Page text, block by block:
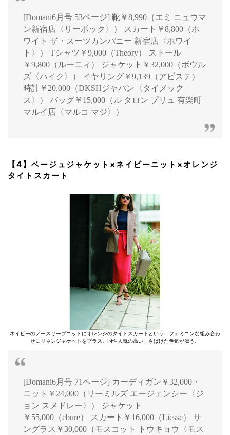
[Domani6月号 53ページ] 靴￥8,990（エミ ニュウマ
ン新宿店〈リーボック〉） スカート￥8,800（ホ
ワイト ザ・スーツカンパニー 新宿店〈ホワイ
ト〉） Tシャツ￥9,000（Theory） ストール
￥9,800（ルーニィ） ジャケット￥32,000（ボウル
ズ〈ハイク〉） イヤリング￥9,139（アビステ）
時計￥20,000（DKSHジャパン〈タイメック
ス〉） バッグ￥15,000（ル タロン プリュ 有楽町
マルイ店〈マルコ マジ〉）
【4】ベージュジャケット×ネイビーニット×オレンジ
タイトスカート
ネイビーのノースリーブニットにオレンジのタイトスカートという、フェミニンな組み合わ
せにリネンジャケットをプラス。同性人気の高い、さばけた色気が漂う。
[Domani6月号 71ページ] カーディガン￥32,000・
ニット￥24,000（リーミルズ エージェンシー〈ジ
ョン スメドレー〉） ジャケット
￥55,000（ebure） スカート￥16,000（Liesse） サ
ングラス￥30,000（モスコット トウキョウ〈モス